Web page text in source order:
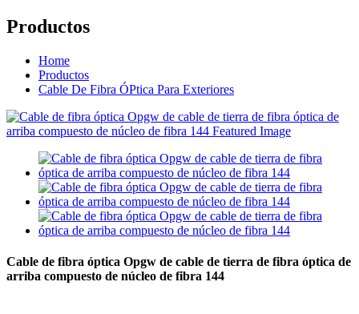
Productos
Home
Productos
Cable De Fibra ÓPtica Para Exteriores
Cable de fibra óptica Opgw de cable de tierra de fibra óptica de
arriba compuesto de núcleo de fibra 144